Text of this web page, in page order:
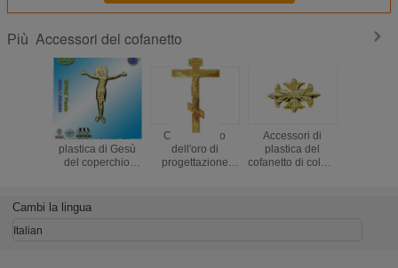
Più Accessori del cofanetto
Riferimento di
plastica di Gesù
del coperchio
cofanetto nessun
DP042 cristo
Colore russo
dell'oro di
progettazione
Accessori di
plastica del
cofanetto di colore
Cambi la lingua
Italian